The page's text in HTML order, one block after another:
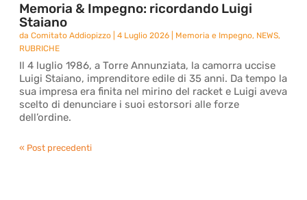
Memoria & Impegno: ricordando Luigi
Staiano
daComitato Addiopizzo |4 Luglio 2026 Memoria e Impegno, NEWS,
RUBRICHE
Il 4 luglio 1986, a Torre Annunziata, la camorra uccise
Luigi Staiano, imprenditore edile di 35 anni. Da tempo la
sua impresa era finita nel mirino del racket e Luigi aveva
scelto di denunciare i suoi estorsori alle forze
dell’ordine.
« Post precedenti